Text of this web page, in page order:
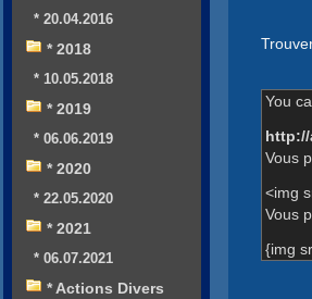
You
Vous
<img
Vous
{img
* 20.04.2016
* 2018
* 10.05.2018
* 2019
* 06.06.2019
* 2020
* 22.05.2020
* 2021
* 06.07.2021
* Actions Divers